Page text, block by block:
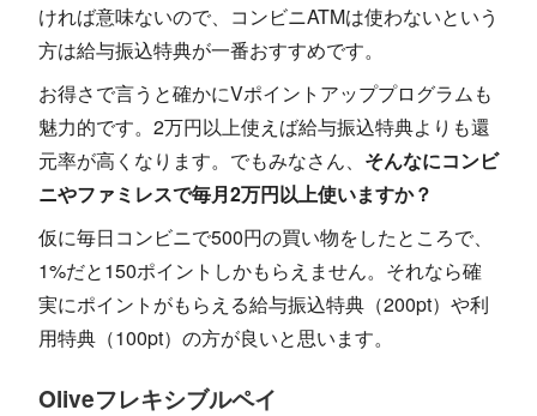
ければ意味ないので、コンビニATMは使わないという
方は給与振込特典が一番おすすめです。
お得さで言うと確かにVポイントアッププログラムも
魅力的です。2万円以上使えば給与振込特典よりも還
元率が高くなります。でもみなさん、 そんなにコンビ
ニやファミレスで毎月2万円以上使いますか？
仮に毎日コンビニで500円の買い物をしたところで、
1%だと150ポイントしかもらえません。それなら確
実にポイントがもらえる給与振込特典（200pt）や利
用特典（100pt）の方が良いと思います。
Oliveフレキシブルペイ